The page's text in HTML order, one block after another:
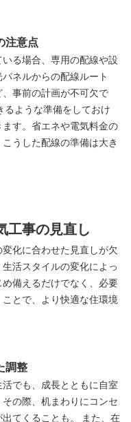
注意点
る場合、専用の配線や設
ネルからの配線ルート
事前の計画が不可欠で
ような準備をしておけ
す。省エネや電気料金の
うした配線の準備は大き
工事の見直し
化に合わせた見直しが欠
活スタイルの変化によっ
備えるだけでなく、必要
とで、より快適な住環境
調整
でも、成長とともに自室
の際、机まわりにコンセ
てくることも。 また、在